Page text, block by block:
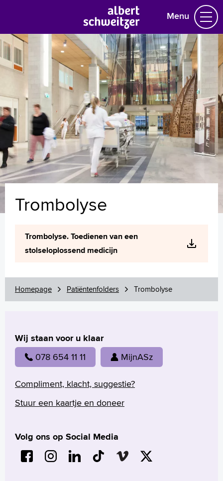
Menu
Homepage
Praktische informatie
Specialismen
Werken en leren
Medewerkers
Contact
MijnASz
Verwijzers
Tekstgrootte A
Zoeken
Polski
Türkçe
Arabisch
Trombolyse
Trombolyse. Toedienen van een
stolseloplossend medicijn
Homepage Patiëntenfolders Trombolyse
Wij staan voor u klaar
078 654 11 11 MijnASz
Compliment, klacht, suggestie?
Stuur een kaartje en doneer
Volg ons op Social Media